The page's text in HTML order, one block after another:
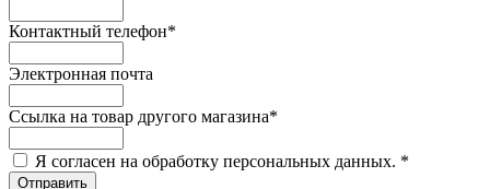
Контактный телефон*
Электронная почта
Ссылка на товар другого магазина*
Я согласен на обработку персональных данных. *